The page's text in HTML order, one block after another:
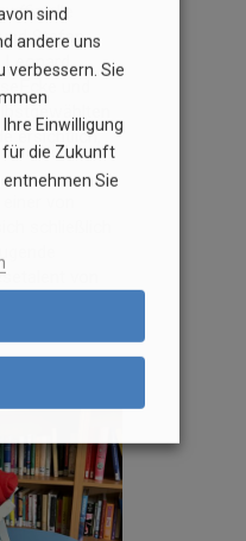
Stefan
und
ersichtlich,
von
schließlich
von
neben
in die
sind
andere uns
verbessern. Sie
Einwilligung
für die Zukunft
Sie